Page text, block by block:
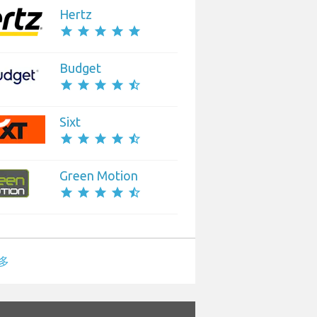
Hertz
star star star star star
Budget
star star star star star_half
Sixt
star star star star star_half
Green Motion
star star star star star_half